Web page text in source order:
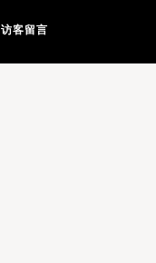
访客留言